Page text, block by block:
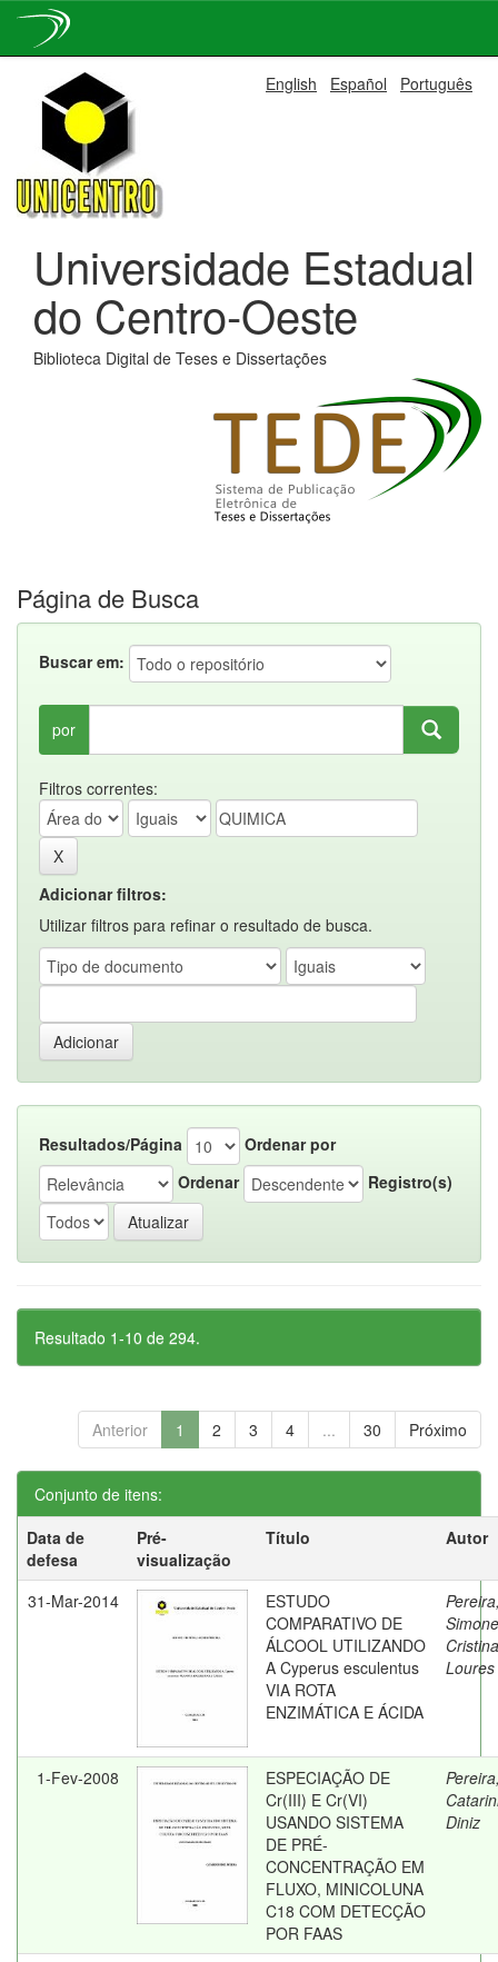
navigation
English Español Português
Universidade Estadual
do Centro-Oeste
Biblioteca Digital de Teses e Dissertações
Página de Busca
Buscar em:
por
Filtros correntes:
Adicionar filtros:
Utilizar filtros para refinar o resultado de busca.
Resultados/Página
Ordenar por
Ordenar
Registro(s)
Resultado 1-10 de 294.
Anterior 1 2 3 4 ... 30 Próximo
Conjunto de itens:
Data de
defesa
Pré-
visualização
Título Autor
31-Mar-2014
ESTUDO
COMPARATIVO DE
ÁLCOOL UTILIZANDO
A Cyperus esculentus
VIA ROTA
ENZIMÁTICA E ÁCIDA
Simone
Cristina
Loures
1-Fev-2008
ESPECIAÇÃO DE
Cr(III) E Cr(VI)
USANDO SISTEMA
DE PRÉ-
CONCENTRAÇÃO EM
FLUXO, MINICOLUNA
C18 COM DETECÇÃO
POR FAAS
Diniz